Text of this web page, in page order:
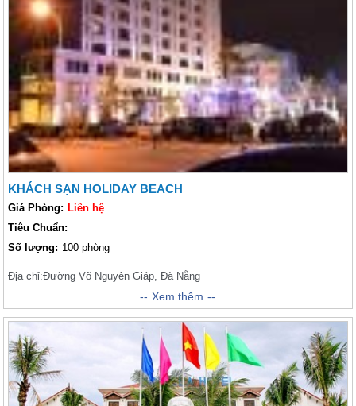
KHÁCH SẠN HOLIDAY BEACH
Giá Phòng: Liên hệ
Tiêu Chuẩn:
Số lượng: 100 phòng
Địa chỉ:Đường Võ Nguyên Giáp, Đà Nẵng
Xem thêm
Holiday Beach Danang Hotel & Spa là khách sạn quốc tế 4 sao, tọa lạc ngay
trước bãi biển Mỹ Khê, nơi được mệnh danh là một trong những bãi biển
quyến rũ nhất hành tinh do tạp chí danh tiếng Forbes bình chọn.
Xem thêm